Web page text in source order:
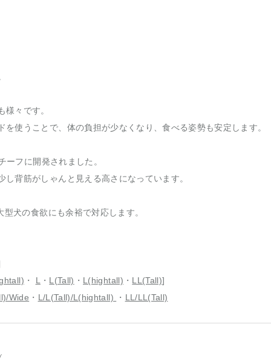
々です。
使うことで、体の負担が少なくなり、食べる姿勢も安定します。
フに開発されました。
背筋がしゃんと見える高さになっています。
犬の食欲にも余裕で対応します。
・ L ・ L(Tall) ・ L(hightall) ・ LL(Tall)]
Wide ・ L/L(Tall)/L(hightall) ・ LL/LL(Tall)